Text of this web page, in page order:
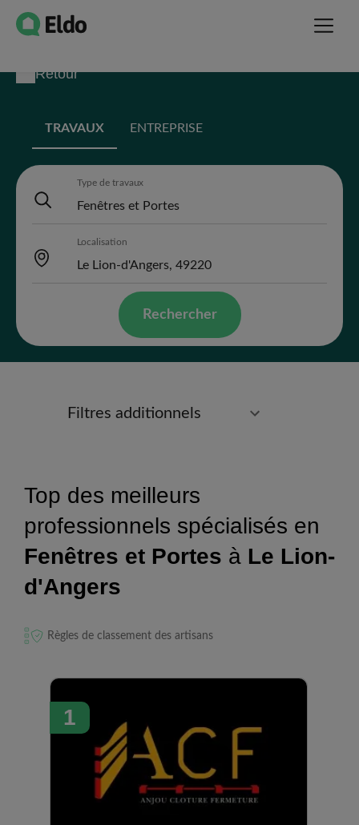
Retour
TRAVAUX ENTREPRISE
Type de travaux
Localisation
Rechercher
Filtres additionnels
Top des meilleurs
professionnels spécialisés en
Fenêtres et Portes à Le Lion-
d'Angers
Règles de classement des artisans
1